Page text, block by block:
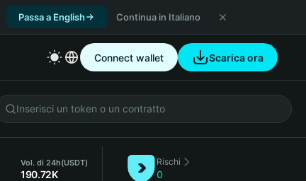
Passa a English Continua in Italiano
Connect wallet Scarica ora
Vol. di 24h(USDT)
190.72K
Rischi
0